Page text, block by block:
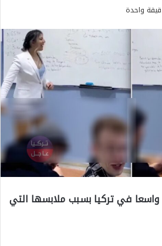
واحدة
في تركيا بسبب ملابسها التي